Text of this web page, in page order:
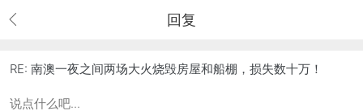
回复
RE: 南澳一夜之间两场大火烧毁房屋和船棚，损失数十万！